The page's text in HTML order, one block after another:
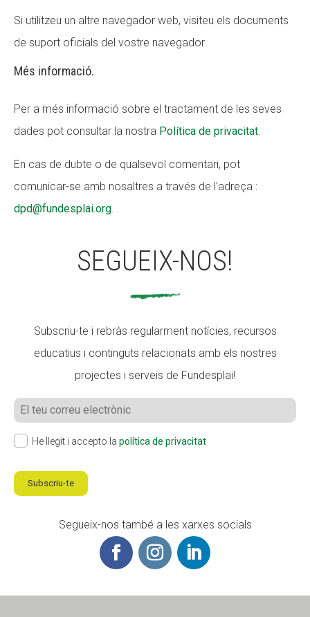
Si utilitzeu un altre navegador web, visiteu els documents
de suport oficials del vostre navegador.
Més informació.
Per a més informació sobre el tractament de les seves
dades pot consultar la nostra Política de privacitat.
En cas de dubte o de qualsevol comentari, pot
comunicar-se amb nosaltres a través de l'adreça :
dpd@fundesplai.org.
SEGUEIX-NOS!
Subscriu-te i rebràs regularment notícies, recursos
educatius i continguts relacionats amb els nostres
projectes i serveis de Fundesplai!
He llegit i accepto la política de privacitat
Subscriu-te
Segueix-nos també a les xarxes socials